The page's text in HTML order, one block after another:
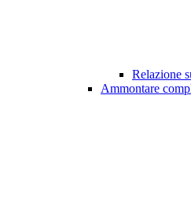
Relazione
Ammontare